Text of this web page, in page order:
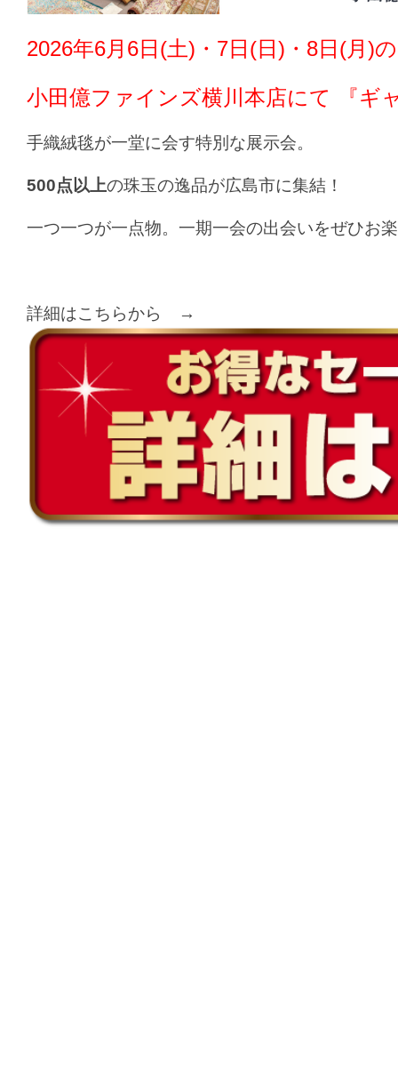
2026年6月6日(土)・7日(日)・8日(月)
小田億ファインズ横川本店にて 『ギ
手織絨毯が一堂に会す特別な展示会。
500点以上の珠玉の逸品が広島市に集結！
一つ一つが一点物。一期一会の出会いをぜひお
詳細はこちらから →